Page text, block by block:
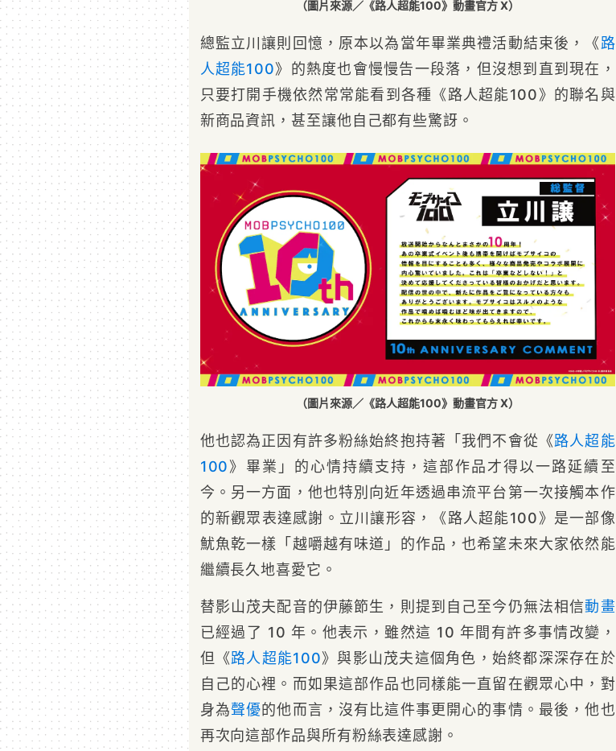
（圖片來源／《路人超能100》動畫官方 X）
總監立川讓則回憶，原本以為當年畢業典禮活動結束後，《路
人超能100》的熱度也會慢慢告一段落，但沒想到直到現在，
只要打開手機依然常常能看到各種《路人超能100》的聯名與
新商品資訊，甚至讓他自己都有些驚訝。
（圖片來源／《路人超能100》動畫官方 X）
他也認為正因有許多粉絲始終抱持著「我們不會從《路人超能
100》畢業」的心情持續支持，這部作品才得以一路延續至
今。另一方面，他也特別向近年透過串流平台第一次接觸本作
的新觀眾表達感謝。立川讓形容，《路人超能100》是一部像
魷魚乾一樣「越嚼越有味道」的作品，也希望未來大家依然能
繼續長久地喜愛它。
替影山茂夫配音的伊藤節生，則提到自己至今仍無法相信動畫
已經過了 10 年。他表示，雖然這 10 年間有許多事情改變，
但《路人超能100》與影山茂夫這個角色，始終都深深存在於
自己的心裡。而如果這部作品也同樣能一直留在觀眾心中，對
身為聲優的他而言，沒有比這件事更開心的事情。最後，他也
再次向這部作品與所有粉絲表達感謝。